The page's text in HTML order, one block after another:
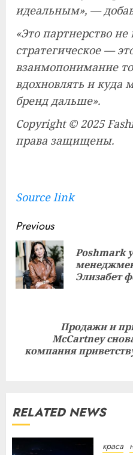
идеальным», —
«Это партнерство не
стратегическое —
взаимопонимание
вдохновлять и куда
бренд дальше».
Copyright © 2025
права защищены.
Source link
Continue
Reading
Previous
Poshmark
Элизабет
post:
Продажи и
McCartney
компания
RELATED NEWS
краса